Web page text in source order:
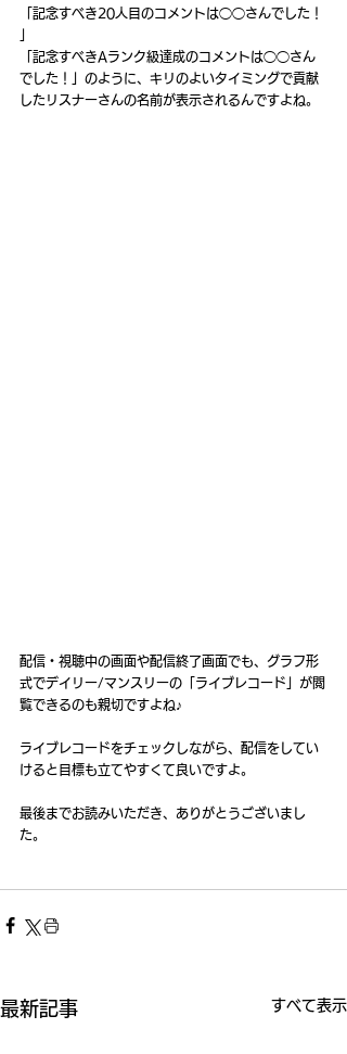
「記念すべき20人目のコメントは◯◯さんでした！
「記念すべきAランク級達成のコメントは◯◯さん
でした！」のように、キリのよいタイミングで貢献
したリスナーさんの名前が表示されるんですよね。
配信・視聴中の画面や配信終了画面でも、グラフ形
式でデイリー/マンスリーの「ライブレコード」が閲
覧できるのも親切ですよね♪
ライブレコードをチェックしながら、配信をしてい
けると目標も立てやすくて良いですよ。
最後までお読みいただき、ありがとうございまし
た。
最新記事 すべて表示